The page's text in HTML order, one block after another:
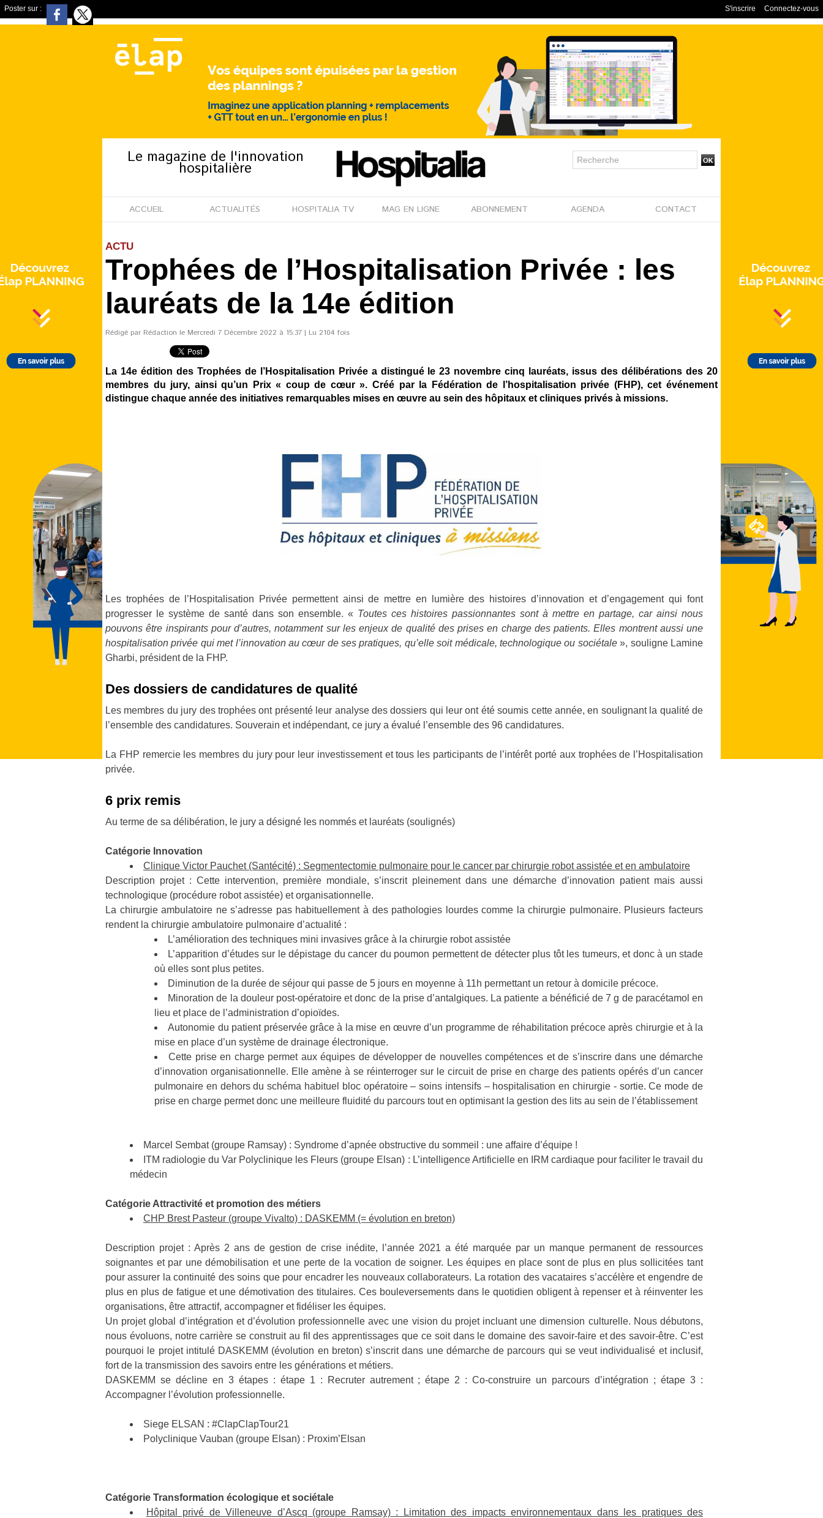
Poster sur : Connectez-vous
S'inscrire
Le magazine de l'innovation
hospitalière
ACCUEIL ACTUALITÉS HOSPITALIA TV MAG EN LIGNE ABONNEMENT AGENDA CONTACT
ACTU
Trophées de l’Hospitalisation Privée : les
lauréats de la 14e édition
Rédigé par Rédaction le Mercredi 7 Décembre 2022 à 15:37 | Lu 2104 fois
La 14e édition des Trophées de l’Hospitalisation Privée a distingué le 23 novembre cinq lauréats, issus des délibérations des 20
membres du jury, ainsi qu’un Prix « coup de cœur ». Créé par la Fédération de l’hospitalisation privée (FHP), cet événement
distingue chaque année des initiatives remarquables mises en œuvre au sein des hôpitaux et cliniques privés à missions.
Les trophées de l’Hospitalisation Privée permettent ainsi de mettre en lumière des histoires d’innovation et d’engagement qui font
progresser le système de santé dans son ensemble. « Toutes ces histoires passionnantes sont à mettre en partage, car ainsi nous
pouvons être inspirants pour d’autres, notamment sur les enjeux de qualité des prises en charge des patients. Elles montrent aussi une
hospitalisation privée qui met l’innovation au cœur de ses pratiques, qu’elle soit médicale, technologique ou sociétale», souligne Lamine
Gharbi, président de la FHP.
Des dossiers de candidatures de qualité
Les membres du jury des trophées ont présenté leur analyse des dossiers qui leur ont été soumis cette année, en soulignant la qualité de
l’ensemble des candidatures. Souverain et indépendant, ce jury a évalué l’ensemble des 96 candidatures.
La FHP remercie les membres du jury pour leur investissement et tous les participants de l’intérêt porté aux trophées de l’Hospitalisation
privée.
6 prix remis
Au terme de sa délibération, le jury a désigné les nommés et lauréats (soulignés)
Catégorie Innovation
Clinique Victor Pauchet (Santécité) : Segmentectomie pulmonaire pour le cancer par chirurgie robot assistée et en ambulatoire
Description projet : Cette intervention, première mondiale, s’inscrit pleinement dans une démarche d’innovation patient mais aussi
technologique (procédure robot assistée) et organisationnelle.
La chirurgie ambulatoire ne s’adresse pas habituellement à des pathologies lourdes comme la chirurgie pulmonaire. Plusieurs facteurs
rendent la chirurgie ambulatoire pulmonaire d’actualité :
L’amélioration des techniques mini invasives grâce à la chirurgie robot assistée
L’apparition d’études sur le dépistage du cancer du poumon permettent de détecter plus tôt les tumeurs, et donc à un stade
où elles sont plus petites.
Diminution de la durée de séjour qui passe de 5 jours en moyenne à 11h permettant un retour à domicile précoce.
Minoration de la douleur post-opératoire et donc de la prise d’antalgiques. La patiente a bénéficié de 7 g de paracétamol en
lieu et place de l’administration d’opioïdes.
Autonomie du patient préservée grâce à la mise en œuvre d’un programme de réhabilitation précoce après chirurgie et à la
mise en place d’un système de drainage électronique.
Cette prise en charge permet aux équipes de développer de nouvelles compétences et de s’inscrire dans une démarche
d’innovation organisationnelle. Elle amène à se réinterroger sur le circuit de prise en charge des patients opérés d’un cancer
pulmonaire en dehors du schéma habituel bloc opératoire – soins intensifs – hospitalisation en chirurgie - sortie. Ce mode de
prise en charge permet donc une meilleure fluidité du parcours tout en optimisant la gestion des lits au sein de l’établissement
Marcel Sembat (groupe Ramsay) : Syndrome d’apnée obstructive du sommeil : une affaire d’équipe !
ITM radiologie du Var Polyclinique les Fleurs (groupe Elsan) : L’intelligence Artificielle en IRM cardiaque pour faciliter le travail du
médecin
Catégorie Attractivité et promotion des métiers
CHP Brest Pasteur (groupe Vivalto) : DASKEMM (= évolution en breton)
Description projet : Après 2 ans de gestion de crise inédite, l’année 2021 a été marquée par un manque permanent de ressources
soignantes et par une démobilisation et une perte de la vocation de soigner. Les équipes en place sont de plus en plus sollicitées tant
pour assurer la continuité des soins que pour encadrer les nouveaux collaborateurs. La rotation des vacataires s’accélère et engendre de
plus en plus de fatigue et une démotivation des titulaires. Ces bouleversements dans le quotidien obligent à repenser et à réinventer les
organisations, être attractif, accompagner et fidéliser les équipes.
Un projet global d’intégration et d’évolution professionnelle avec une vision du projet incluant une dimension culturelle. Nous débutons,
nous évoluons, notre carrière se construit au fil des apprentissages que ce soit dans le domaine des savoir-faire et des savoir-être. C’est
pourquoi le projet intitulé DASKEMM (évolution en breton) s’inscrit dans une démarche de parcours qui se veut individualisé et inclusif,
fort de la transmission des savoirs entre les générations et métiers.
DASKEMM se décline en 3 étapes : étape 1 : Recruter autrement ; étape 2 : Co-construire un parcours d’intégration ; étape 3 :
Accompagner l’évolution professionnelle.
Siege ELSAN : #ClapClapTour21
Polyclinique Vauban (groupe Elsan) : Proxim’Elsan
Catégorie Transformation écologique et sociétale
Hôpital privé de Villeneuve d’Ascq (groupe Ramsay) : Limitation des impacts environnementaux dans les pratiques des